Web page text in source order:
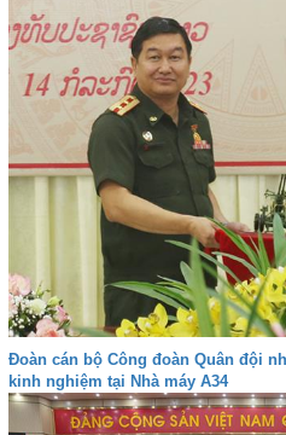
Đoàn cán bộ Công đoàn Quân đội
kinh nghiệm tại Nhà máy A34